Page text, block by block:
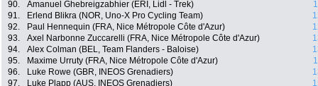
90.
Amanuel Ghebreigzabhier (ERI, Lidl - Trek)
91.
Erlend Blikra (NOR, Uno-X Pro Cycling Team)
92.
Paul Hennequin (FRA, Nice Métropole Côte d'Azur)
93.
Axel Narbonne Zuccarelli (FRA, Nice Métropole Côte d'Azur)
94.
Alex Colman (BEL, Team Flanders - Baloise)
95.
Maxime Urruty (FRA, Nice Métropole Côte d'Azur)
96.
Luke Rowe (GBR, INEOS Grenadiers)
97.
Luke Plapp (AUS, INEOS Grenadiers)